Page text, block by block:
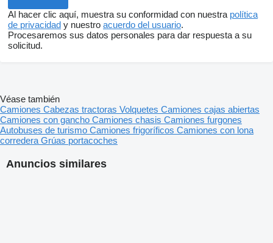
Al hacer clic aquí, muestra su conformidad con nuestra política
de privacidad y nuestro acuerdo del usuario.
Procesaremos sus datos personales para dar respuesta a su
solicitud.
Anuncios similares
Véase también
Camiones Cabezas tractoras Volquetes Camiones cajas abiertas
Camiones con gancho Camiones chasis Camiones furgones
Autobuses de turismo Camiones frigoríficos Camiones con lona
corredera Grúas portacoches